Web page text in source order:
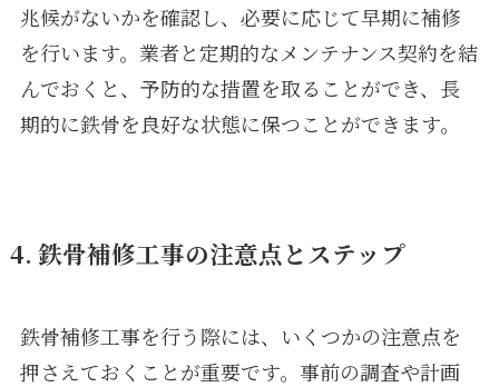
兆候がないかを確認し、必要に応じて早期に補修
を行います。業者と定期的なメンテナンス契約を結
んでおくと、予防的な措置を取ることができ、長
期的に鉄骨を良好な状態に保つことができます。
4. 鉄骨補修工事の注意点とステップ
鉄骨補修工事を行う際には、いくつかの注意点を
押さえておくことが重要です。事前の調査や計画